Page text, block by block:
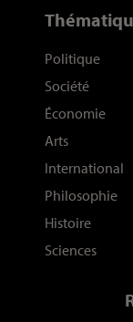
Politique
Société
Économie
Arts
International
Philosophie
Histoire
Sciences